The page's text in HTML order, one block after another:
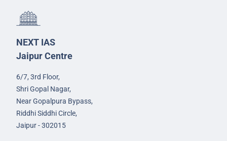
NEXT IAS
Jaipur Centre
6/7, 3rd Floor,
Shri Gopal Nagar,
Near Gopalpura Bypass,
Riddhi Siddhi Circle,
Jaipur - 302015